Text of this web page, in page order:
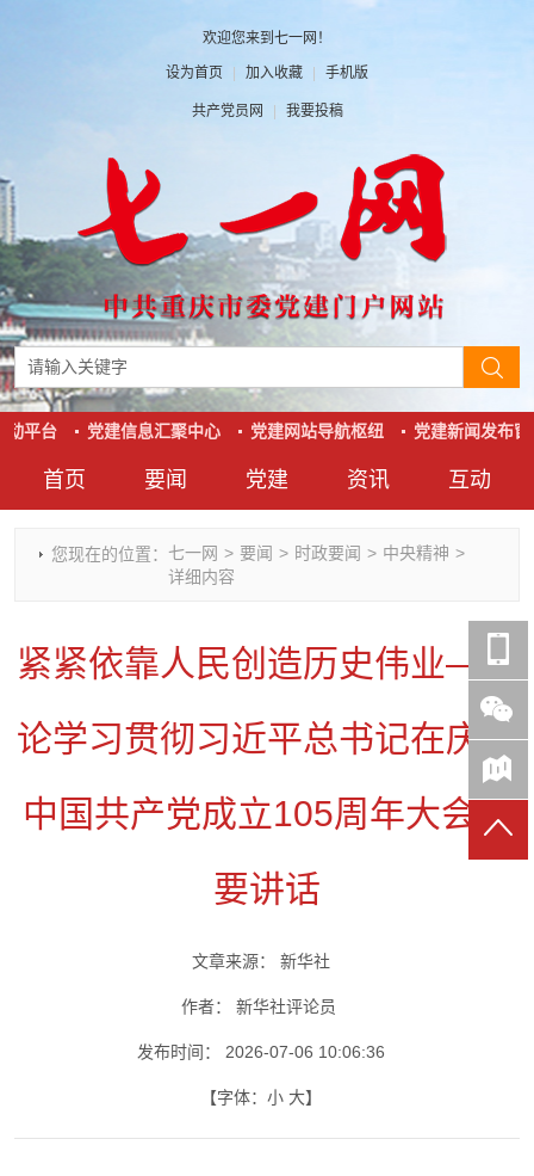
欢迎您来到七一网！
设为首页 | 加入收藏 | 手机版
共产党员网 | 我要投稿
首页 要闻
时政要闻
干部任免
理论武装
七一视角
党建
党建动态
人才工作
基层组织建设
作风建设
资讯
热点关注
党刊好文
党务知识
党史参阅
七一书院
互动
红岩评论
七一文学
党建头条微信公众号
七一号
平台 党建信息汇聚中心 党建网站导航枢纽 党建新闻发布窗
您现在的位置： 七一网 > 要闻 > 时政要闻 > 中央精神 >
详细内容
紧紧依靠人民创造历史伟业——
论学习贯彻习近平总书记在庆祝
中国共产党成立105周年大会重
要讲话
文章来源： 新华社
作者： 新华社评论员
发布时间： 2026-07-06 10:06:36
【字体： 小 大】